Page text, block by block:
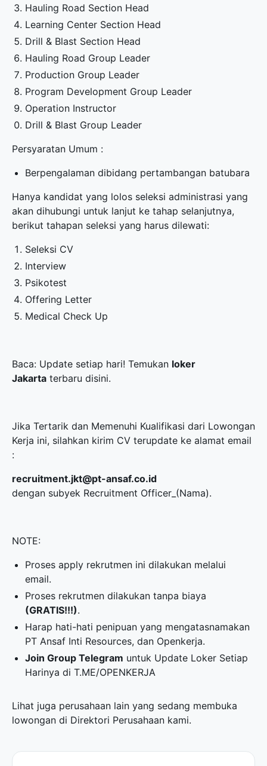
Hauling Road Section Head
Learning Center Section Head
Drill & Blast Section Head
Hauling Road Group Leader
Production Group Leader
Program Development Group Leader
Operation Instructor
Drill & Blast Group Leader
Persyaratan Umum :
Berpengalaman dibidang pertambangan batubara
Hanya kandidat yang lolos seleksi administrasi yang
akan dihubungi untuk lanjut ke tahap selanjutnya,
berikut tahapan seleksi yang harus dilewati:
Seleksi CV
Interview
Psikotest
Offering Letter
Medical Check Up
Baca: Update setiap hari! Temukan loker
Jakarta terbaru disini.
Jika Tertarik dan Memenuhi Kualifikasi dari Lowongan
Kerja ini, silahkan kirim CV terupdate ke alamat email
:
recruitment.jkt@pt-ansaf.co.id
dengan subyek Recruitment Officer_(Nama).
NOTE:
Proses apply rekrutmen ini dilakukan melalui
email.
Proses rekrutmen dilakukan tanpa biaya
(GRATIS!!!).
Harap hati-hati penipuan yang mengatasnamakan
PT Ansaf Inti Resources, dan Openkerja.
Join Group Telegram untuk Update Loker Setiap
Harinya diT.ME/OPENKERJA
Lihat juga perusahaan lain yang sedang membuka
lowongan di Direktori Perusahaan kami.